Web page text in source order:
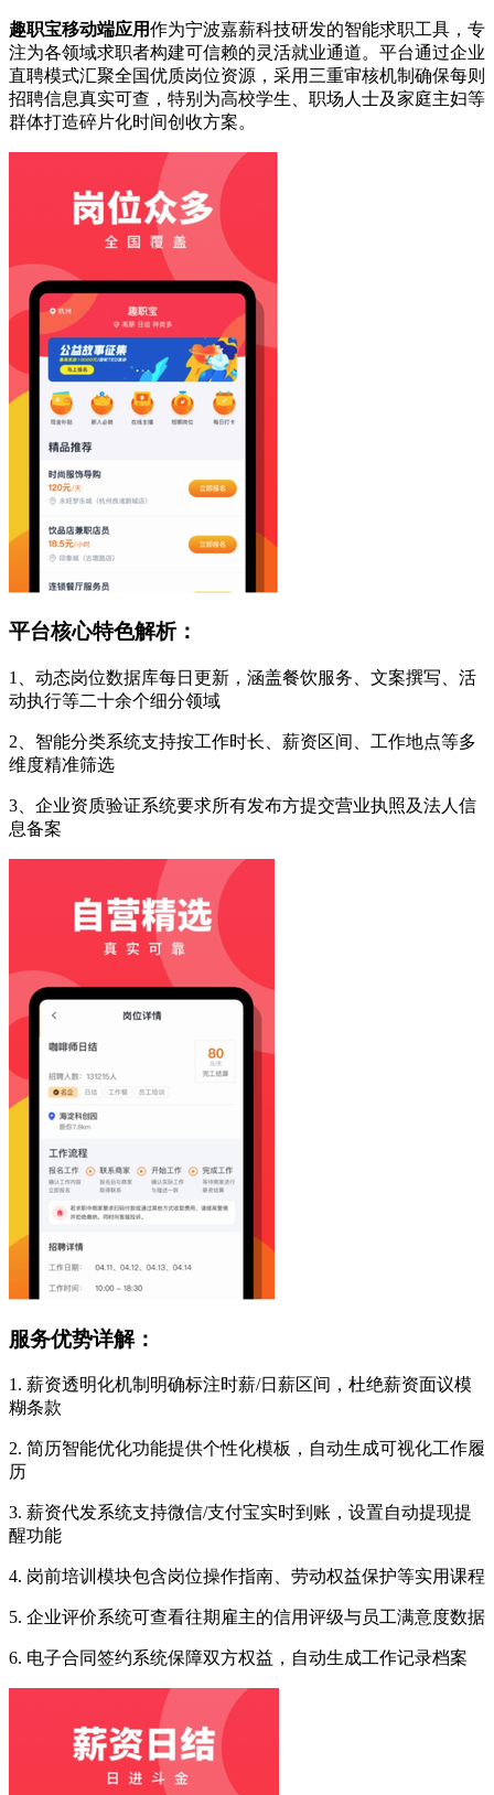
趣职宝移动端应用作为宁波嘉薪科技研发的智能求职工具，专
注为各领域求职者构建可信赖的灵活就业通道。平台通过企业
直聘模式汇聚全国优质岗位资源，采用三重审核机制确保每则
招聘信息真实可查，特别为高校学生、职场人士及家庭主妇等
群体打造碎片化时间创收方案。
平台核心特色解析：
1、动态岗位数据库每日更新，涵盖餐饮服务、文案撰写、活
动执行等二十余个细分领域
2、智能分类系统支持按工作时长、薪资区间、工作地点等多
维度精准筛选
3、企业资质验证系统要求所有发布方提交营业执照及法人信
息备案
服务优势详解：
1. 薪资透明化机制明确标注时薪/日薪区间，杜绝薪资面议模
糊条款
2. 简历智能优化功能提供个性化模板，自动生成可视化工作履
历
3. 薪资代发系统支持微信/支付宝实时到账，设置自动提现提
醒功能
4. 岗前培训模块包含岗位操作指南、劳动权益保护等实用课程
5. 企业评价系统可查看往期雇主的信用评级与员工满意度数据
6. 电子合同签约系统保障双方权益，自动生成工作记录档案